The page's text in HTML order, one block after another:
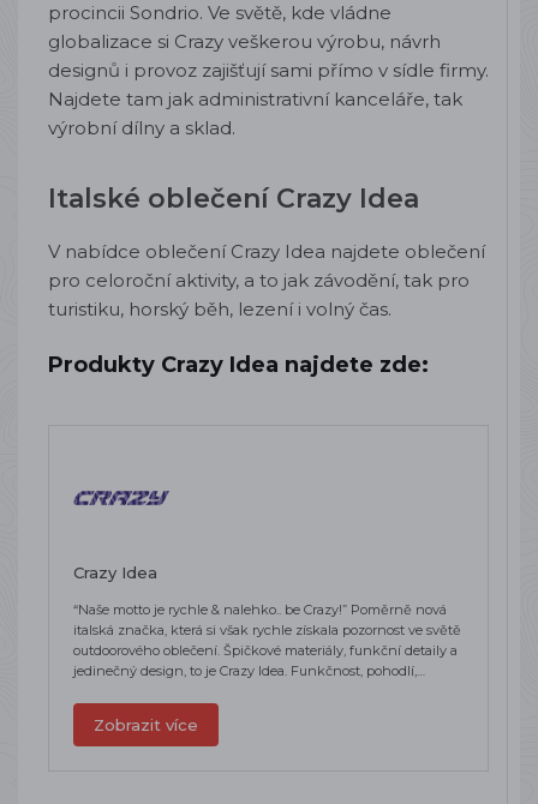
procincii Sondrio. Ve světě, kde vládne
globalizace si Crazy veškerou výrobu, návrh
designů i provoz zajišťují sami přímo v sídle firmy.
Najdete tam jak administrativní kanceláře, tak
výrobní dílny a sklad.
Italské oblečení Crazy Idea
V nabídce oblečení Crazy Idea najdete oblečení
pro celoroční aktivity, a to jak závodění, tak pro
turistiku, horský běh, lezení i volný čas.
Produkty Crazy Idea najdete zde:
Crazy Idea
“Naše motto je rychle & nalehko.. be Crazy!” Poměrně nová
italská značka, která si však rychle získala pozornost ve světě
outdoorového oblečení. Špičkové materiály, funkční detaily a
jedinečný design, to je Crazy Idea. Funkčnost, pohodlí,…
Zobrazit více